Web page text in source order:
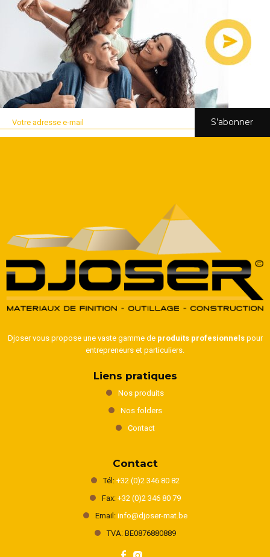
S’abonner
Djoser vous propose une vaste gamme de produits profesionnelspour
entrepreneurs et particuliers.
Liens pratiques
Nos produits
Nos folders
Contact
Contact
Tél: +32 (0)2 346 80 82
Fax: +32 (0)2 346 80 79
Email: info@djoser-mat.be
TVA: BE0876880889